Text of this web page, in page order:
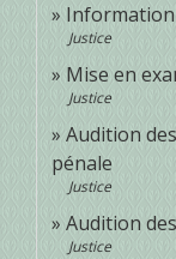
Justice
Mise en
Justice
Audition
pénale
Justice
Audition
Justice